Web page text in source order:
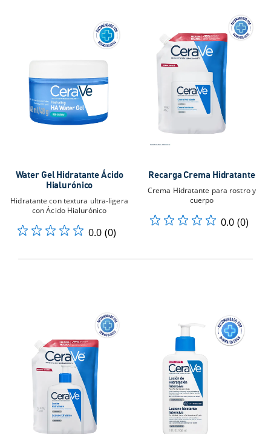
Water Gel Hidratante Ácido
Hialurónico​
Hidratante con textura ultra-ligera
con Ácido Hialurónico​
0.0 (0)
Recarga Crema Hidratante
Crema Hidratante para rostro y
cuerpo
0.0 (0)